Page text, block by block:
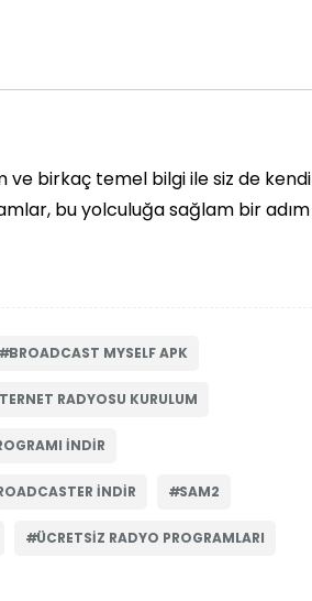
ve birkaç temel bilgi ile siz de kendi
bu yolculuğa sağlam bir adım
BROADCAST MYSELF APK
RADYOSU KURULUM
INDIR
INDIR SAM2
ÜCRETSIZ RADYO PROGRAMLARI